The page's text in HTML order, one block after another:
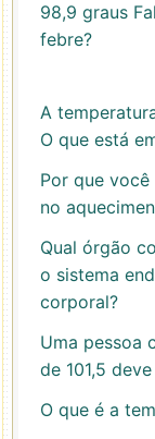
98,9 graus
febre?
A
O que está
Por que
no
Qual órgão
o sistema
corporal?
Uma pessoa
de 101,5
O que é a